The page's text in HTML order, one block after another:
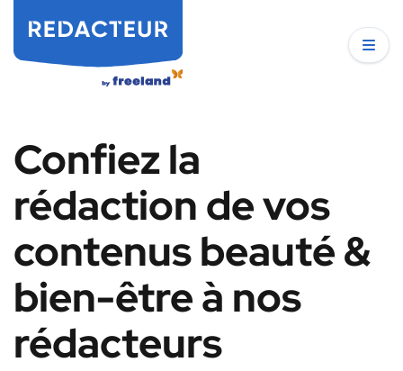
Confiez la
rédaction de vos
contenus beauté &
bien-être à nos
rédacteurs